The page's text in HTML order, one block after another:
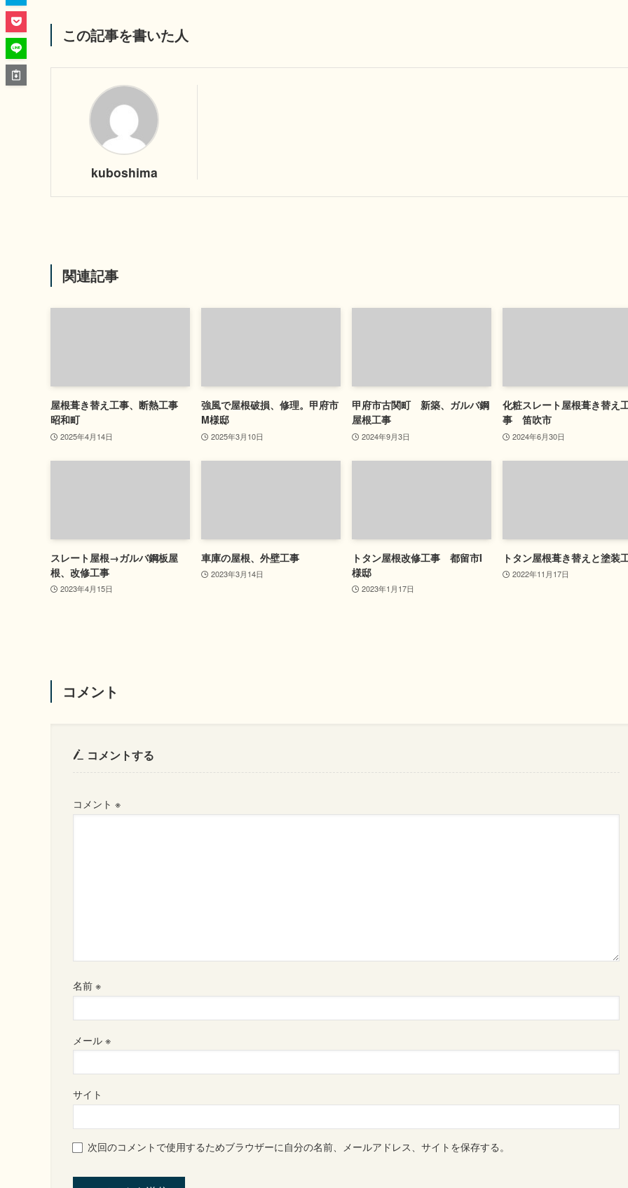
この記事を書いた人
kuboshima
関連記事
屋根葺き替え工事、断熱工事
昭和町
2025年4月14日
強風で屋根破損、修理。甲府市
M様邸
2025年3月10日
甲府市古関町 新築、ガルバ鋼
屋根工事
2024年9月3日
化粧スレート屋根葺き替え
事 笛吹市
2024年6月30日
スレート屋根→ガルバ鋼板屋
根、改修工事
2023年4月15日
車庫の屋根、外壁工事
2023年3月14日
トタン屋根改修工事 都留市I
様邸
2023年1月17日
トタン屋根葺き替えと塗装
2022年11月17日
コメント
コメントする
コメント ※
名前※
メール※
サイト
次回のコメントで使用するためブラウザーに自分の名前、メールアドレス、サイトを保存する。